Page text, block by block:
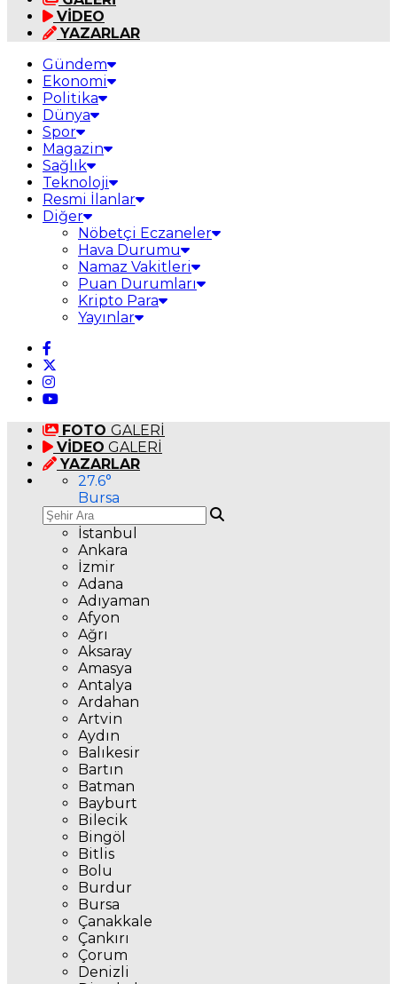
VİDEO
YAZARLAR
Gündem
Ekonomi
Politika
Dünya
Spor
Magazin
Sağlık
Teknoloji
Resmi İlanlar
Diğer
Nöbetçi Eczaneler
Hava Durumu
Namaz Vakitleri
Puan Durumları
Kripto Para
Yayınlar
FOTO GALERİ
VİDEO GALERİ
YAZARLAR
27.6°
Bursa
İstanbul
Ankara
İzmir
Adana
Adıyaman
Afyon
Ağrı
Aksaray
Amasya
Antalya
Ardahan
Artvin
Aydın
Balıkesir
Bartın
Batman
Bayburt
Bilecik
Bingöl
Bitlis
Bolu
Burdur
Bursa
Çanakkale
Çankırı
Çorum
Denizli